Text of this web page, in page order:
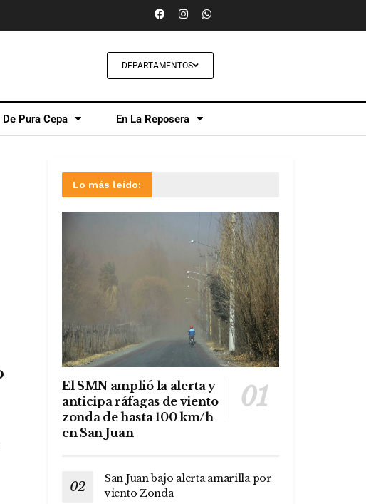
DEPARTAMENTOS
De Pura Cepa En La Reposera
Lo más leído:
El SMN amplió la alerta y
anticipa ráfagas de viento
zonda de hasta 100 km/h
en San Juan
San Juan bajo alerta amarilla por
viento Zonda